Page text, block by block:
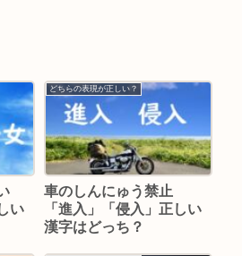
い
どちらの表現が正しい？
車のしんにゅう禁止
「進入」「侵入」正しい
漢字はどっち？